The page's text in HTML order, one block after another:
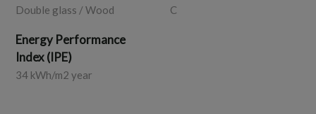
Double glass / Wood C
Energy Performance
Index (IPE)
34 kWh/m2 year